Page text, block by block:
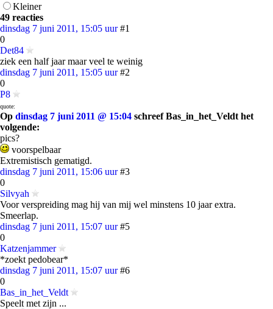
Kleiner
49 reacties
dinsdag 7 juni 2011, 15:05 uur #1
0
Det84
ziek een half jaar maar veel te weinig
dinsdag 7 juni 2011, 15:05 uur #2
0
P8
quote:
Op dinsdag 7 juni 2011 @ 15:04 schreef Bas_in_het_Veldt het
volgende:
pics?
voorspelbaar
Extremistisch gematigd.
dinsdag 7 juni 2011, 15:06 uur #3
0
Silvyah
Voor verspreiding mag hij van mij wel minstens 10 jaar extra.
Smeerlap.
dinsdag 7 juni 2011, 15:07 uur #5
0
Katzenjammer
*zoekt pedobear*
dinsdag 7 juni 2011, 15:07 uur #6
0
Bas_in_het_Veldt
Speelt met zijn ...